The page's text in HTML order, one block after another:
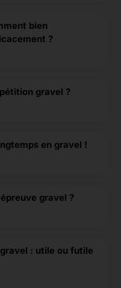
bien
?
gravel ?
en gravel !
gravel ?
: utile ou futile